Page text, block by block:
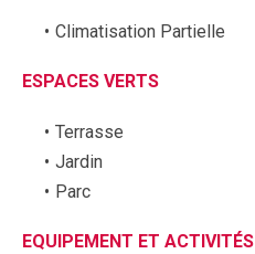
Climatisation Partielle
ESPACES VERTS
Terrasse
Jardin
Parc
EQUIPEMENT ET ACTIVITÉS